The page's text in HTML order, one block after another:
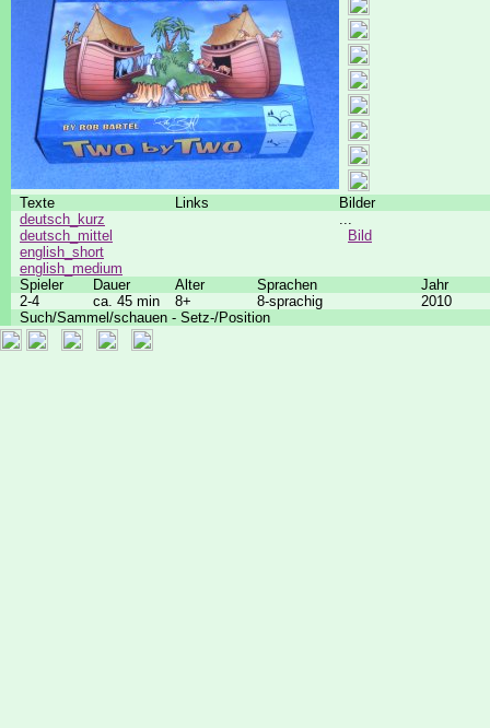
Texte Links
Bilder
deutsch_kurz
deutsch_mittel
english_short
english_medium
...
Bild
Spieler Dauer Alter Sprachen
Jahr
2-4
ca. 45 min 8+ 8-sprachig
2010
Such/Sammel/schauen - Setz-/Position